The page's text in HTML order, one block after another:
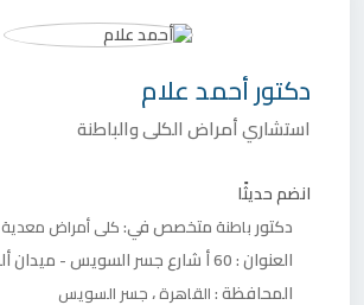
دكتورأحمد علام
استشاري أمراض الكلى والباطنة
انضم حديثًا
دكتور باطنةمتخصص في:كلىأمراض معدية
العنوان :60 أ شارع جسر السويس - ميدان ألف مسكن أعلي كشري الزعيم
المحافظة :القاهرة،جسر السويس